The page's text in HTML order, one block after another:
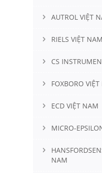
AUTROL VIỆT
RIELS VIỆT NAM
CS
FOXBORO
ECD VIỆT NAM
MICRO-
NAM